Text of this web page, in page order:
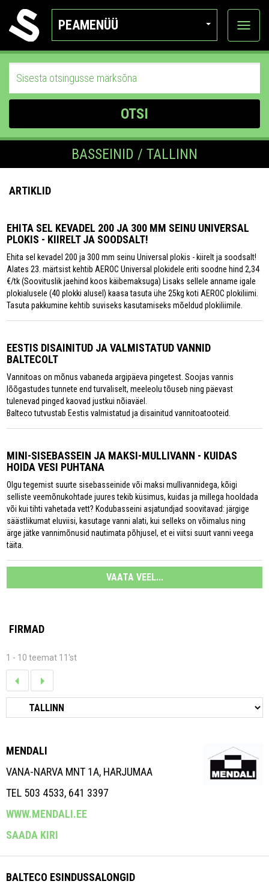
PEAMENÜÜ
Ava
OTSI
BASSEINID / TALLINN
ARTIKLID
EHITA SEL KEVADEL 200 JA 300 MM SEINU UNIVERSAL
PLOKIS - KIIRELT JA SOODSALT!
Ehita sel kevadel 200 ja 300 mm seinu Universal plokis - kiirelt ja soodsalt!
Alates 23. märtsist kehtib AEROC Universal plokidele eriti soodne hind 2,34
€/tk (Soovituslik jaehind koos käibemaksuga) Lisaks sellele anname igale
plokialusele (40 plokki alusel) kaasa tasuta ühe 25kg koti AEROC plokiliimi.
Tasuta pakkumine kehtib suviseks kasutamiseks mõeldud plokiliimile.
EESTIS DISAINITUD JA VALMISTATUD VANNID
BALTECOLT
Vannitoas on mõnus vabaneda argipäeva pingetest. Soojas vannis
lõõgastudes tunnete end turvaliselt, meeleolu tõuseb ning päevast
tulenevad pinged kaovad justkui nõiaväel.
Balteco tutvustab Eestis valmistatud ja disainitud vannitoatooteid.
MINI-SISEBASSEIN JA MAKSI-MULLIVANN - KUIDAS
HOIDA VESI PUHTANA
Olgu tegemist suurte sisebasseinide või maksi mullivannidega, kõigi
selliste veemõnukohtade juures tekib küsimus, kuidas ja millega hooldada
või kui tihti vahetada vett? Kodubasseini asjatundjad soovitavad: järgige
säästlikumat eluviisi, kasutage vanni alati, kui selleks on võimalus ning
ärge jätke vannimõnusid nautimata põhjusel, et ei viitsi suurt vanni veega
täita.
VAATA VEEL...
FIRMAD
1 - 10 teemat 11'st
MENDALI
VANA-NARVA MNT 1A, HARJUMAA
TEL 503 4533, 641 3397
WWW.MENDALI.EE
SAADA KIRI
BALTECO ESINDUSSALONGID